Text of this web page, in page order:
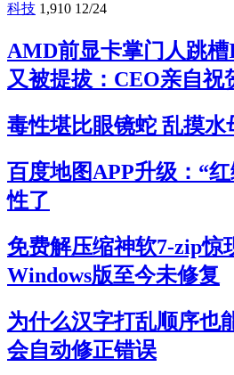
科技 1,910 12/24
AMD前显卡掌门人跳
又被提拔：CEO亲自祝
毒性堪比眼镜蛇 乱摸水
百度地图APP升级：“
性了
免费解压缩神软7-zip惊
Windows版至今未修复
为什么汉字打乱顺序也
会自动修正错误